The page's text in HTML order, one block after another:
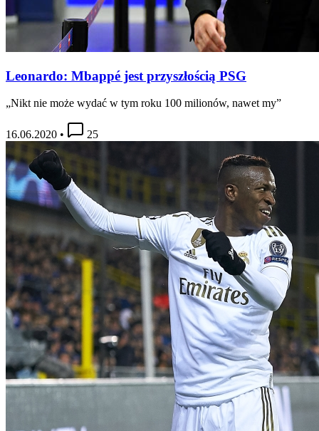
Leonardo: Mbappé jest przyszłością PSG
„Nikt nie może wydać w tym roku 100 milionów, nawet my”
16.06.2020 • 25